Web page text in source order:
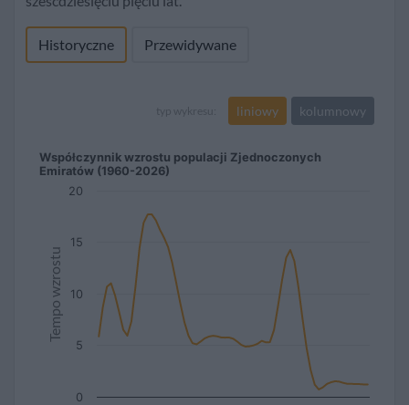
Historyczne Przewidywane
typ wykresu: liniowy kolumnowy
Tempo wzrostu
Współczynnik wzrostu populacji Zjednoczonych
Emiratów (1960-2026)
0
5
10
15
20